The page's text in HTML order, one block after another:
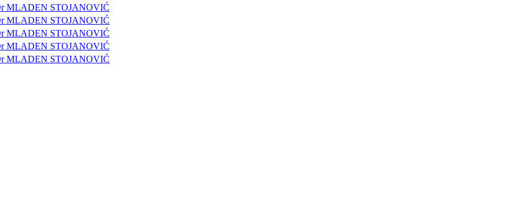
MLADEN STOJANOVIĆ
MLADEN STOJANOVIĆ
MLADEN STOJANOVIĆ
MLADEN STOJANOVIĆ
MLADEN STOJANOVIĆ